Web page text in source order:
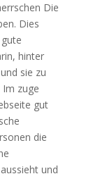
Die
Dies
hinter
sie zu
zuge
gut
die
und